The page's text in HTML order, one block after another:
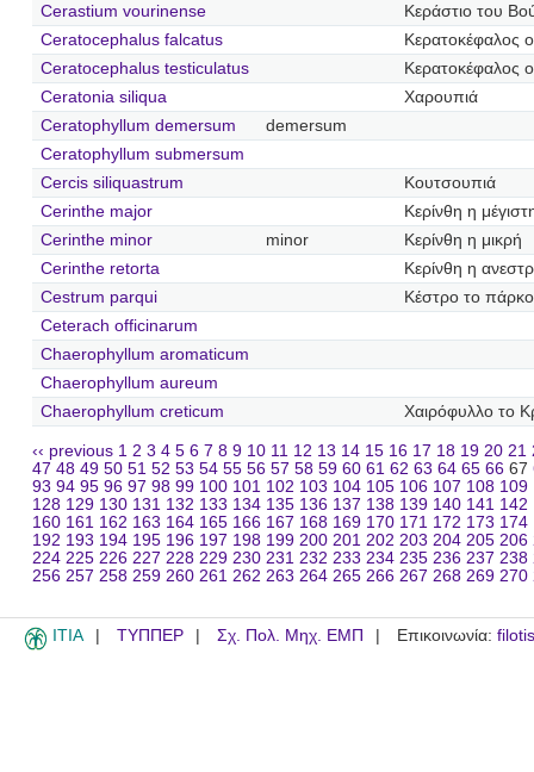
Cerastium vourinense
Κεράστιο του
Ceratocephalus falcatus
Κερατοκέφαλος
Ceratocephalus testiculatus
Κερατοκέφαλος
Ceratonia siliqua
Χαρουπιά
Ceratophyllum demersum
demersum
Ceratophyllum submersum
Cercis siliquastrum
Κουτσουπιά
Cerinthe major
Κερίνθη η
Cerinthe minor
minor
Κερίνθη η μικρή
Cerinthe retorta
Κερίνθη η
Cestrum parqui
Κέστρο το
Ceterach officinarum
Chaerophyllum aromaticum
Chaerophyllum aureum
Chaerophyllum creticum
Χαιρόφυλλο το
‹‹ previous 1 2 3 4 5 6 7 8 9 10 11 12 13 14 15 16 17 18 19 20 21
47 48 49 50 51 52 53 54 55 56 57 58 59 60 61 62 63 64 65 66 67
93 94 95 96 97 98 99 100 101 102 103 104 105 106 107 108 109
128 129 130 131 132 133 134 135 136 137 138 139 140 141 142
160 161 162 163 164 165 166 167 168 169 170 171 172 173 174
192 193 194 195 196 197 198 199 200 201 202 203 204 205 206
224 225 226 227 228 229 230 231 232 233 234 235 236 237 238
256 257 258 259 260 261 262 263 264 265 266 267 268 269 270
ITIA ΤΥΠΠΕΡ Σχ. Πολ. Μηχ. ΕΜΠ Επικοινωνία: